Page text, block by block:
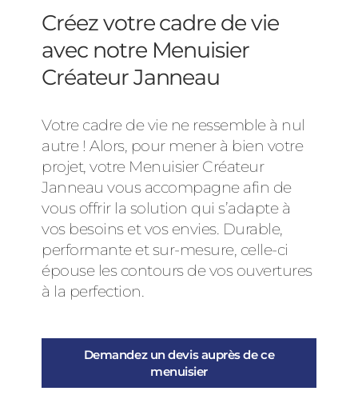
Créez votre cadre de vie
avec notre Menuisier
Créateur Janneau
Votre cadre de vie ne ressemble à nul
autre ! Alors, pour mener à bien votre
projet, votre Menuisier Créateur
Janneau vous accompagne afin de
vous offrir la solution qui s’adapte à
vos besoins et vos envies. Durable,
performante et sur-mesure, celle-ci
épouse les contours de vos ouvertures
à la perfection.
Demandez un devis auprès de ce
menuisier